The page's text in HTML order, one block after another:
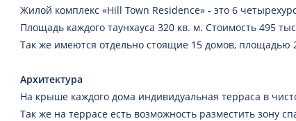
Жилой комплекс «Hill Town Residence» - это 6
Площадь каждого таунхауса 320 кв. м. Стоимость 495
Так же имеются отдельно стоящие 15 домов, площадью
Архитектура
На крыше каждого дома индивидуальная терраса в
Так же на террасе есть возможность разместить зону